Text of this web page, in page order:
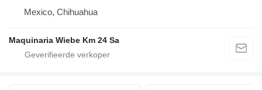
Mexico, Chihuahua
Maquinaria Wiebe Km 24 Sa